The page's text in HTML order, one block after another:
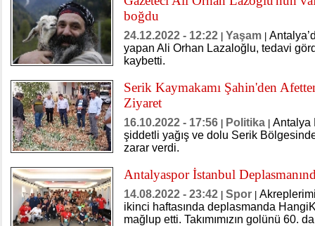
boğdu
24.12.2022 - 12:22 Yaşam
yapan Ali Orhan Lazaloğlu, tedavi
kaybetti.
Serik Kaymakamı Şahin'den
Ziyaret
16.10.2022 - 17:56 Politika
Antalya
şiddetli yağış ve dolu Serik
zarar verdi.
Antalyaspor İstanbul
14.08.2022 - 23:42 Spor
ikinci haftasında deplasmanda
mağlup etti. Takımımızın golünü 60.